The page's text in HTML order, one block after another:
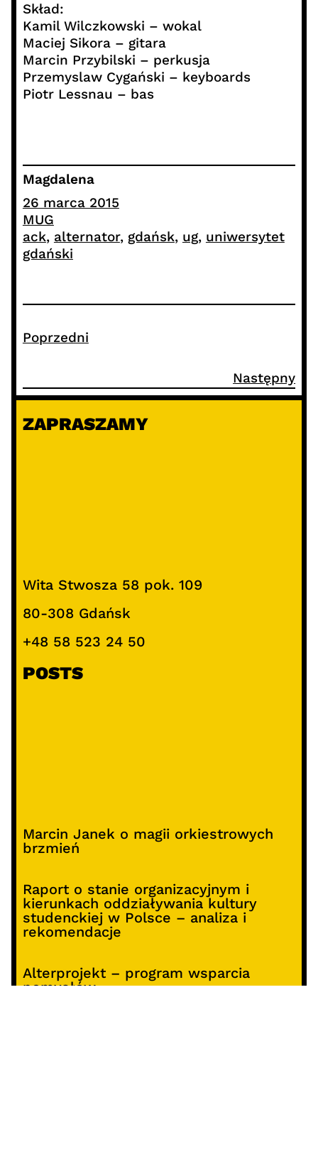
Skład:
Kamil Wilczkowski – wokal
Maciej Sikora – gitara
Marcin Przybilski – perkusja
Przemyslaw Cygański – keyboards
Piotr Lessnau – bas
Magdalena
26 marca 2015
MUG
ack, alternator, gdańsk, ug, uniwersytet
gdański
Poprzedni
Następny
ZAPRASZAMY
Wita Stwosza 58 pok. 109
80-308 Gdańsk
+48 58 523 24 50
POSTS
Marcin Janek o magii orkiestrowych
brzmień
Raport o stanie organizacyjnym i
kierunkach oddziaływania kultury
studenckiej w Polsce – analiza i
rekomendacje
Alterprojekt – program wsparcia
pomysłów